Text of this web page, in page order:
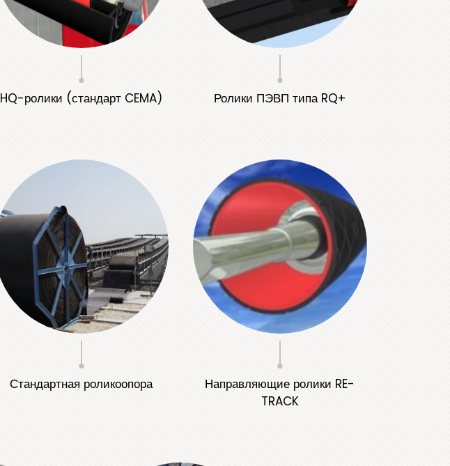
HQ-ролики (стандарт CEMA) Ролики ПЭВП типа RQ+
Стандартная роликоопора
Направляющие ролики RE-
TRACK